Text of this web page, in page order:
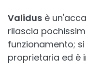
Validus è
rilascia
funzionamento;
proprietaria ed è